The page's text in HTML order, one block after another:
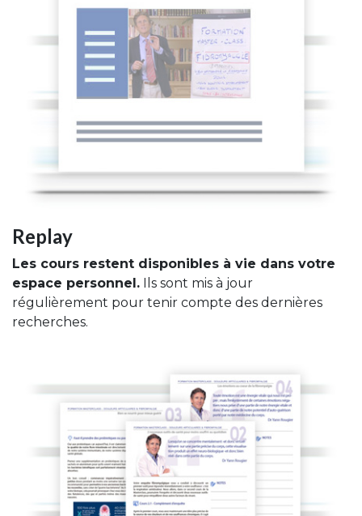
Replay
Les cours restent disponibles à vie dans votre
espace personnel. Ils sont mis à jour
régulièrement pour tenir compte des dernières
recherches.